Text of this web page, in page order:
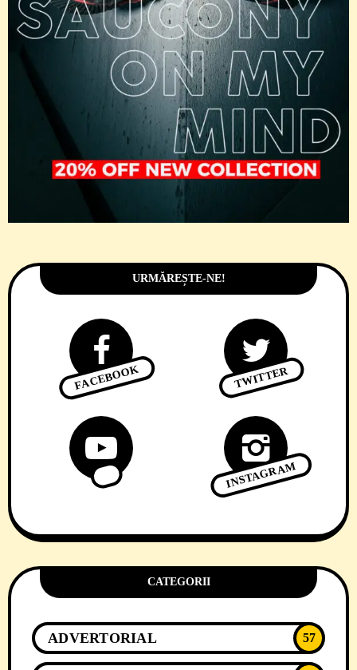
URMĂREȘTE-NE!
FACEBOOK TWITTER
INSTAGRAM
CATEGORII
ADVERTORIAL 57